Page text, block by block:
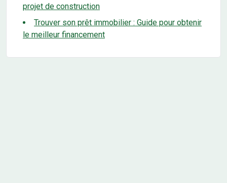
projet de construction
Trouver son prêt immobilier : Guide pour obtenir
le meilleur financement